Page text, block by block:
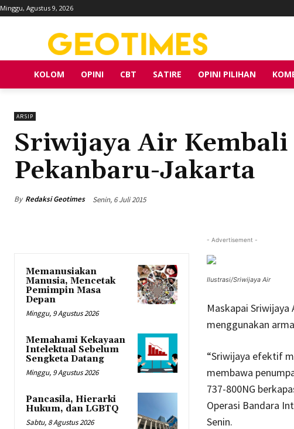
Minggu, Agustus 9, 2026
KOLOM OPINI CBT SATIRE OPINI PILIHAN
ARSIP
Sriwijaya Air Kembali
Pekanbaru-Jakarta
By Redaksi Geotimes Senin, 6 Juli 2015
Memanusiakan
Manusia, Mencetak
Pemimpin Masa
Depan
Minggu, 9 Agustus 2026
Memahami Kekayaan
Intelektual Sebelum
Sengketa Datang
Minggu, 9 Agustus 2026
Pancasila, Hierarki
Hukum, dan LGBTQ
Sabtu, 8 Agustus 2026
- Advertisement -
Ilustrasi/Sriwijaya Air
Maskapai
menggunakan
“Sriwijaya efektif
membawa
737-800NG
Operasi Bandara
Senin.